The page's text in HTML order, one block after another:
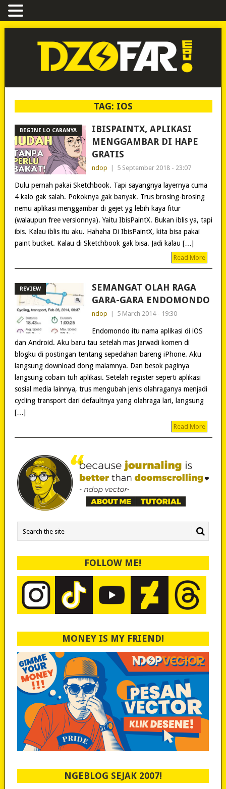
TAG: IOS
BEGINI LO CARANYA
IBISPAINTX, APLIKASI
MENGGAMBAR DI HAPE
GRATIS
ndop 5 September 2018 - 23:07
Dulu pernah pakai Sketchbook. Tapi sayangnya layernya cuma
4 kalo gak salah. Pokoknya gak banyak. Trus brosing-brosing
nemu aplikasi menggambar di gejet yg lebih kaya fitur
(walaupun free versionnya). Yaitu IbisPaintX. Bukan iblis ya, tapi
ibis. Kalau iblis itu aku. Hahaha Di IbisPaintX, kita bisa pakai
paint bucket. Kalau di Sketchbook gak bisa. Jadi kalau […]
Read More
REVIEW
SEMANGAT OLAH RAGA
GARA-GARA ENDOMONDO
ndop 5 March 2014 - 19:30
Endomondo itu nama aplikasi di iOS
dan Android. Aku baru tau setelah mas Jarwadi komen di
blogku di postingan tentang sepedahan bareng iPhone. Aku
langsung download dong malamnya. Dan besok paginya
langsung cobain tuh aplikasi. Setelah register seperti aplikasi
sosial media lainnya, trus mengubah jenis olahraganya menjadi
cycling transport dari defaultnya yang olahraga lari, langsung
[…]
Read More
FOLLOW ME!
MONEY IS MY FRIEND!
NGEBLOG SEJAK 2007!